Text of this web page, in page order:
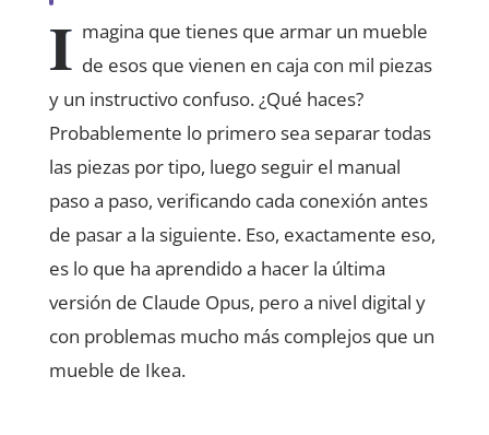
I magina que tienes que armar un mueble
de esos que vienen en caja con mil piezas
y un instructivo confuso. ¿Qué haces?
Probablemente lo primero sea separar todas
las piezas por tipo, luego seguir el manual
paso a paso, verificando cada conexión antes
de pasar a la siguiente. Eso, exactamente eso,
es lo que ha aprendido a hacer la última
versión de Claude Opus, pero a nivel digital y
con problemas mucho más complejos que un
mueble de Ikea.